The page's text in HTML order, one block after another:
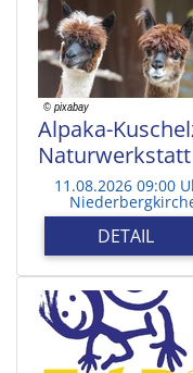
Alpaka-
Naturwerkstatt
11.08.2026 09:00
DETAIL